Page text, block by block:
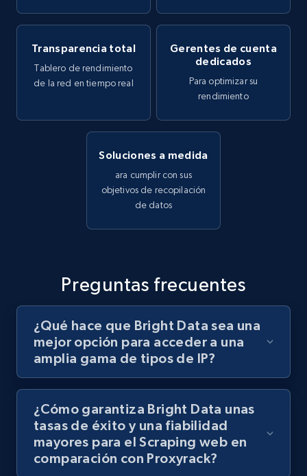
Transparencia total
Tablero de rendimiento
de la red en tiempo real
Gerentes de cuenta
dedicados
Para optimizar su
rendimiento
Soluciones a medida
ara cumplir con sus
objetivos de recopilación
de datos
Preguntas frecuentes
¿Qué hace que Bright Data sea una
mejor opción para acceder a una
amplia gama de tipos de IP?
¿Cómo garantiza Bright Data unas
tasas de éxito y una fiabilidad
mayores para el Scraping web en
comparación con Proxyrack?